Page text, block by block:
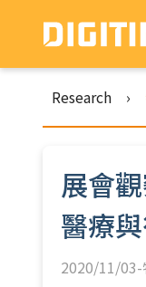
Research ›
展會
醫療
2020/11/03-